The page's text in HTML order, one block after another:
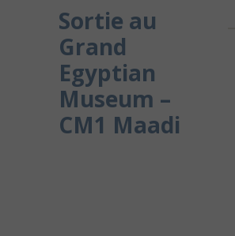
Sortie au
Grand
Egyptian
Museum –
CM1 Maadi